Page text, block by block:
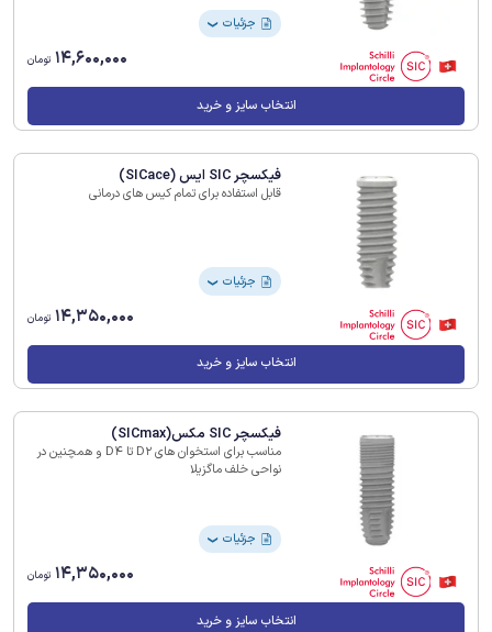
جزئیات ❯
14,600,000 تومان
انتخاب سایز و خرید
فیکسچر SIC ایس (SICace)
قابل استفاده برای تمام کیس های درمانی
جزئیات ❯
14,350,000 تومان
انتخاب سایز و خرید
فیکسچر SIC مکس(SICmax)
مناسب برای استخوان های D2 تا D4 و همچنین در
نواحی خلف ماگزیلا
جزئیات ❯
14,350,000 تومان
انتخاب سایز و خرید